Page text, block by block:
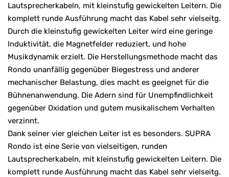
Lautsprecherkabeln, mit kleinstufig gewickelten Leitern. Die
komplett runde Ausführung macht das Kabel sehr vielseitg.
Durch die kleinstufig gewickelten Leiter wird eine geringe
Induktivität, die Magnetfelder reduziert, und hohe
Musikdynamik erzielt. Die Herstellungsmethode macht das
Rondo unanfällig gegenüber Biegestress und anderer
mechanischer Belastung, dies macht es geeignet für die
Bühnenanwendung. Die Adern sind für Unempfindlichkeit
gegenüber Oxidation und gutem musikalischem Verhalten
verzinnt.
Dank seiner vier gleichen Leiter ist es besonders. SUPRA
Rondo ist eine Serie von vielseitigen, runden
Lautsprecherkabeln, mit kleinstufig gewickelten Leitern. Die
komplett runde Ausführung macht das Kabel sehr vielseitg.